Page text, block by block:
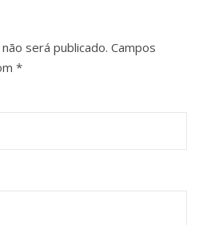
será publicado. Campos
*